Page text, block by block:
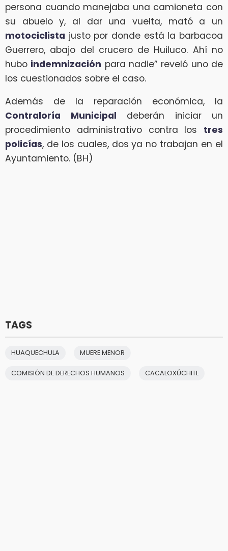
persona cuando manejaba una camioneta con
su abuelo y, al dar una vuelta, mató a un
motociclista justo por donde está la barbacoa
Guerrero, abajo del crucero de Huiluco. Ahí no
hubo indemnización para nadie” reveló uno de
los cuestionados sobre el caso.
Además de la reparación económica, la
Contraloría Municipal deberán iniciar un
procedimiento administrativo contra los tres
policías, de los cuales, dos ya no trabajan en el
Ayuntamiento. (BH)
TAGS
HUAQUECHULA MUERE MENOR
COMISIÓN DE DERECHOS HUMANOS CACALOXÚCHITL